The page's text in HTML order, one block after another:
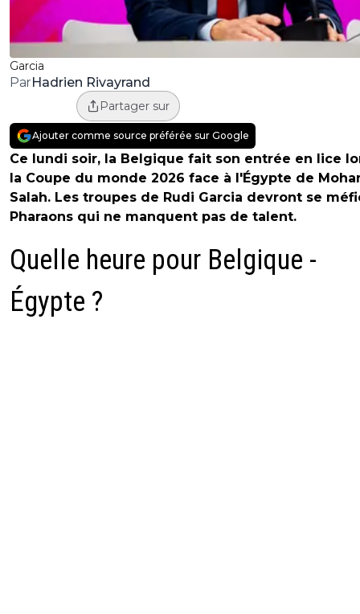
Garcia
ParHadrien Rivayrand
Partager sur
Ajouter comme source préférée sur Google
Ce lundi soir, la Belgique fait son entrée en lice
la Coupe du monde 2026 face à l'Égypte de
Salah. Les troupes de Rudi Garcia devront se
Pharaons qui ne manquent pas de talent.
Quelle heure pour Belgique -
Égypte ?